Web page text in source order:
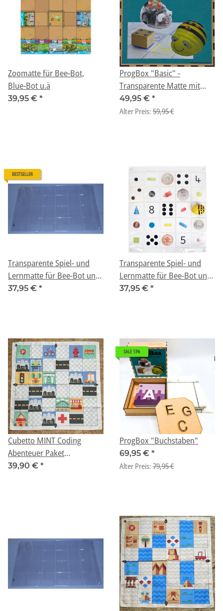
Zoomatte für Bee-Bot,
Blue-Bot u.ä
39,95 € *
ProgBox "Basic" -
Transparente Matte mit
Einschubtaschen 6x6 (36
Felder)
49,95 € *
Alter Preis: 59,95 €
BESTSELLER
Transparente Spiel- und
Lernmatte für Bee-Bot und
Blue-Bot (24Felder)
37,95 € *
Transparente Spiel- und
Lernmatte für Bee-Bot und
Blue-Bot (25Felder)
37,95 € *
Cubetto MINT Coding
Abenteuer Paket
"Großstadt-Dschungel" ab
39,90 € *
SALE 13%
ProgBox "Buchstaben"
69,95 € *
Alter Preis: 79,95 €